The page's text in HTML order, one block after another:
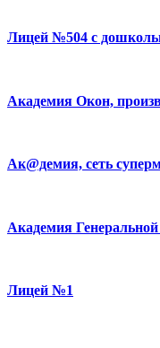
Лицей №504 с
Академия Окон,
Ак@демия, сеть
Академия
Лицей №1